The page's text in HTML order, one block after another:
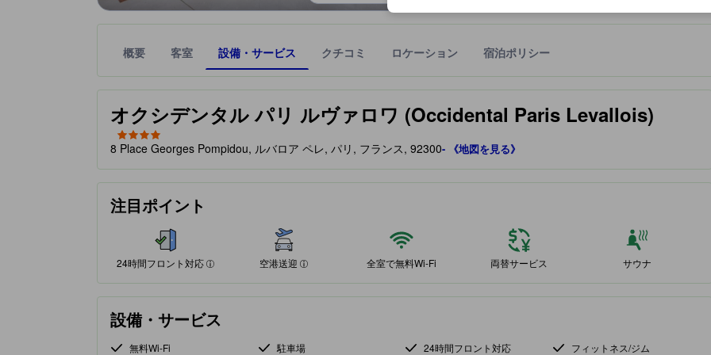
概要 客室 設備・サービス クチコミ ロケーション 宿泊ポリシー
オクシデンタル パリ ルヴァロワ (Occidental Paris Levallois)
星評価、最高5の内4
tooltip
星評価は、提携サイトから受け取った情報であり、宿泊施設に備わっていると予測される快適さや客室のレベルを示すも
8 Place Georges Pompidou, ルバロア ペレ, パリ, フランス, 92300- 《地図を見る》
注目ポイント
24時間フロント対応
24時間フロント対応
60%が好評価
空港送迎
空港送迎
100%が好評価
全室で無料Wi-Fi 両替サービス サウナ
設備・サービス
無料Wi-Fi 駐車場 24時間フロント対応 フィットネス/ジム